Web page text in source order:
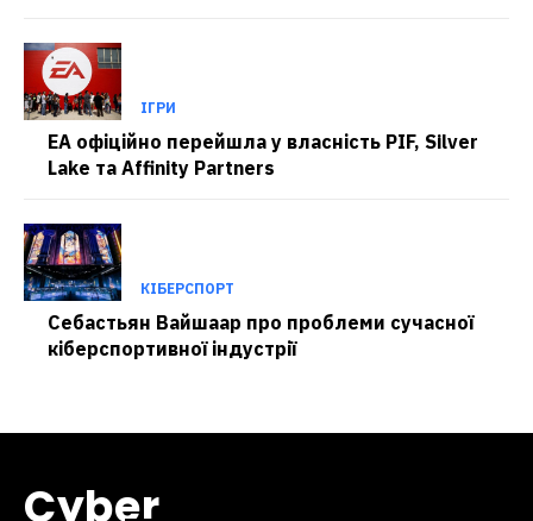
ІГРИ
EA офіційно перейшла у власність PIF, Silver
Lake та Affinity Partners
КІБЕРСПОРТ
Себастьян Вайшаар про проблеми сучасної
кіберспортивної індустрії
Cyber